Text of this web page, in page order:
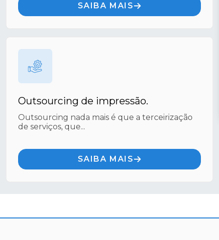
SAIBA MAIS
Outsourcing de impressão.
Outsourcing nada mais é que a terceirização
de serviços, que...
SAIBA MAIS